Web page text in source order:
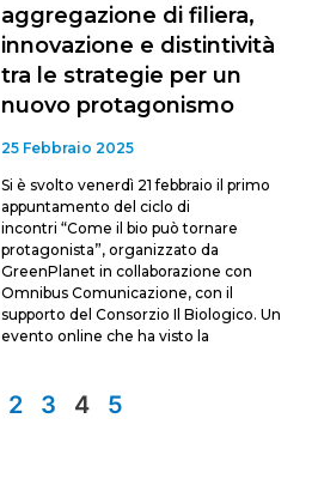
aggregazione di filiera,
innovazione e distintività
tra le strategie per un
nuovo protagonismo
25 Febbraio 2025
Si è svolto venerdì 21 febbraio il primo
appuntamento del ciclo di
incontri “Come il bio può tornare
protagonista”, organizzato da
GreenPlanet in collaborazione con
Omnibus Comunicazione, con il
supporto del Consorzio Il Biologico. Un
evento online che ha visto la
2 3 4 5